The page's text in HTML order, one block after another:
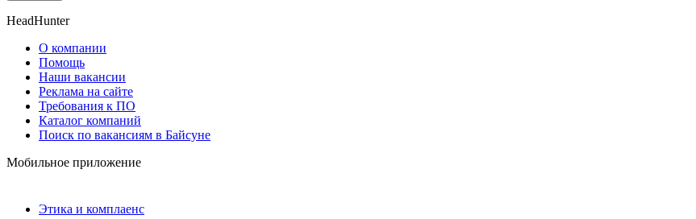
HeadHunter
О компании
Помощь
Наши вакансии
Реклама на сайте
Требования к ПО
Каталог компаний
Поиск по вакансиям в Байсуне
Мобильное приложение
Этика и комплаенс